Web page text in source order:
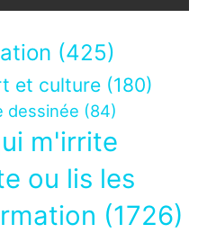
(425)
et culture (180)
dessinée (84)
m'irrite
ou lis les
(1726)